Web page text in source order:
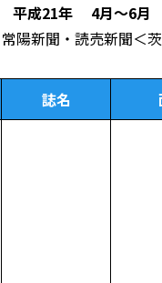
平成21年 4月～6月
陽新聞・読売新聞＜
誌名